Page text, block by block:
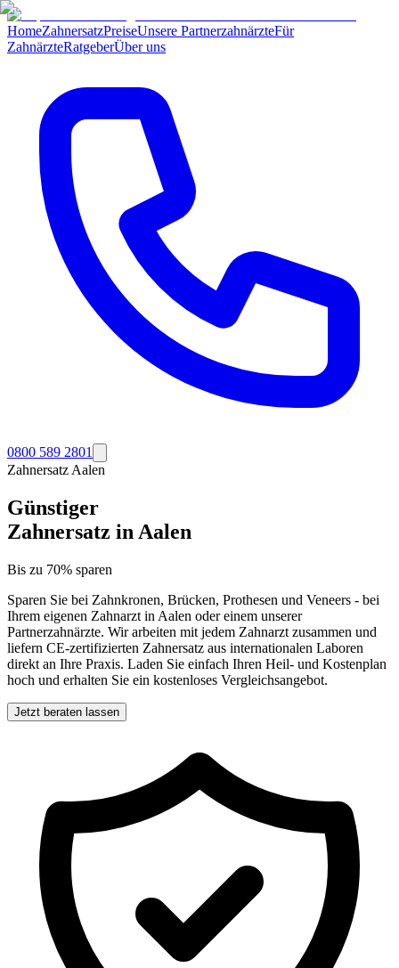
HomeZahnersatzPreiseUnsere PartnerzahnärzteFür
ZahnärzteRatgeberÜber uns
0800 589 2801
Zahnersatz Aalen
Günstiger
Zahnersatz in Aalen
Bis zu 70% sparen
Sparen Sie bei Zahnkronen, Brücken, Prothesen und Veneers - bei
Ihrem eigenen Zahnarzt in Aalen oder einem unserer
Partnerzahnärzte. Wir arbeiten mit jedem Zahnarzt zusammen und
liefern CE-zertifizierten Zahnersatz aus internationalen Laboren
direkt an Ihre Praxis. Laden Sie einfach Ihren Heil- und Kostenplan
hoch und erhalten Sie ein kostenloses Vergleichsangebot.
Jetzt beraten lassen